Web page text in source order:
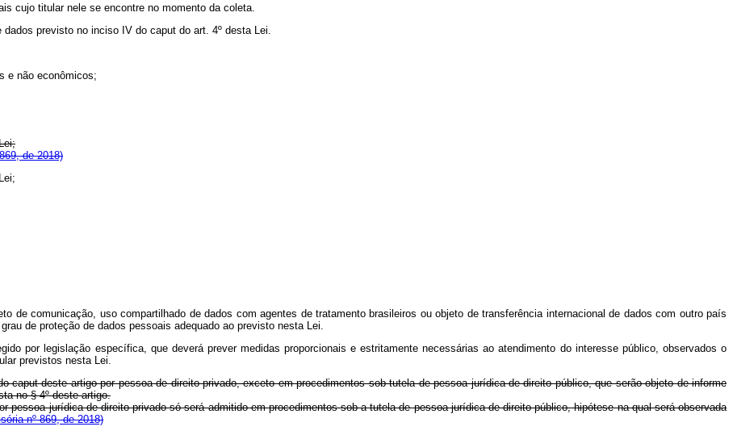
cujo titular nele se encontre no momento da coleta.
dados previsto no inciso IV do caput do art. 4º desta Lei.
e não econômicos;
de 2018)
de comunicação, uso compartilhado de dados com agentes de tratamento brasileiros ou objeto de transferência internacional de dados com outro país
de proteção de dados pessoais adequado ao previsto nesta Lei.
por legislação específica, que deverá prever medidas proporcionais e estritamente necessárias ao atendimento do interesse público, observados o
previstos nesta Lei.
caputdeste artigo por pessoa de direito privado, exceto em procedimentos sob tutela de pessoa jurídica de direito público, que serão objeto de informe
no § 4º deste artigo.
pessoa jurídica de direito privado só será admitido em procedimentos sob a tutela de pessoa jurídica de direito público, hipótese na qual será observada
nº 869, de 2018)